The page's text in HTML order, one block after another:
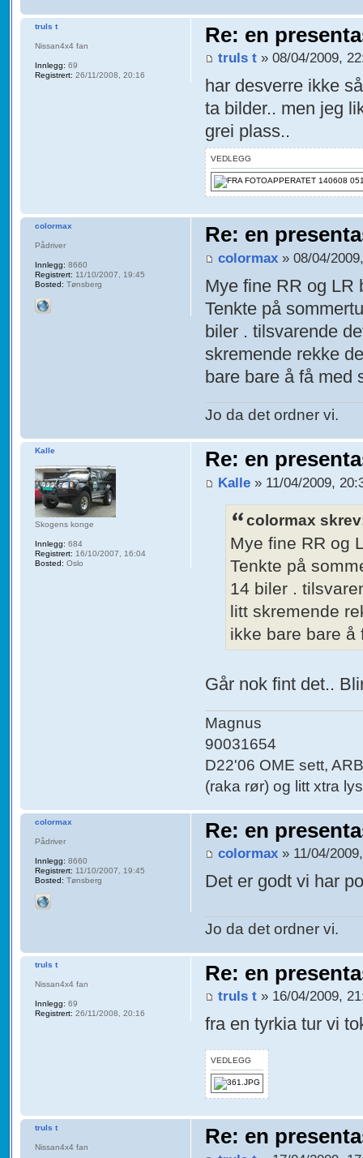
Re: en
truls t » 08/04/2009,
har desverre ikke
ta bilder.. men jeg
grei plass..
VEDLEGG
truls t
Nissan4x4 fan
Innlegg: 69
Registrert: 26/11/2008, 20:16
Re: en
colormax » 08/04/
Mye fine RR og LR
Tenkte på
biler . tilsvarende
skremende rekke
bare bare å få med
Jo da det ordner vi.
colormax
Pådriver
Innlegg: 8660
Registrert: 11/10/2007, 19:45
Bosted: Tønsberg
Re: en
Kalle » 11/04/2009,
colormax
Mye fine RR og
Tenkte på
14 biler .
litt skremende
ikke bare bare
Går nok fint det..
Magnus
90031654
D22'06 OME sett,
(raka rør) og litt xtra
Kalle
Skogens konge
Innlegg: 684
Registrert: 16/10/2007, 16:04
Bosted: Oslo
Re: en
colormax » 11/04/
Det er godt vi har
Jo da det ordner vi.
colormax
Pådriver
Innlegg: 8660
Registrert: 11/10/2007, 19:45
Bosted: Tønsberg
Re: en
truls t » 16/04/2009,
fra en tyrkia tur vi
VEDLEGG
truls t
Nissan4x4 fan
Innlegg: 69
Registrert: 26/11/2008, 20:16
Re: en
truls t
Nissan4x4 fan